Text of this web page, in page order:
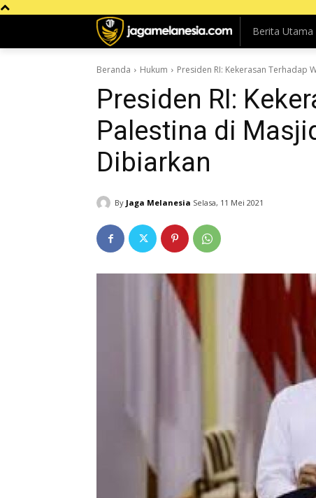
Berita Utama
Beranda Hukum Presiden RI: Kekerasan Terhadap
Presiden RI:
Palestina di
Dibiarkan
By Jaga Melanesia Selasa, 11 Mei 2021